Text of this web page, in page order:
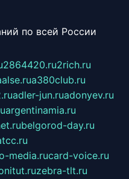
по всей России
2864420.ru2rich.ru
a380club.ru
adler-jun.ruadonyev.ru
argentinamia.ru
belgorod-day.ru
media.rucard-voice.ru
zebra-tlt.ru